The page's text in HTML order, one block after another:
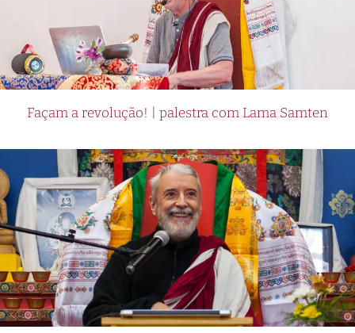
Façam a revolução! | palestra com Lama Samten